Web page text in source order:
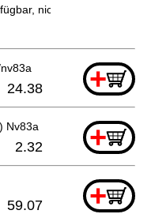
nicht bestellbar
+
24.38
Nv83a +
2.32
+
59.07